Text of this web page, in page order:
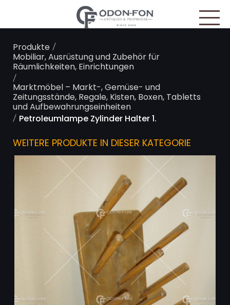
Produkte/
Mobiliar, Ausrüstung und Zubehör für
Räumlichkeiten, Einrichtungen
/
Marktmöbel – Markt-, Gemüse- und
Zeitungsstände, Regale, Kisten, Boxen, Tabletts
und Aufbewahrungseinheiten
/ Petroleumlampe Zylinder Halter 1.
WEITERE PRODUKTE IN DIESER KATEGORIE